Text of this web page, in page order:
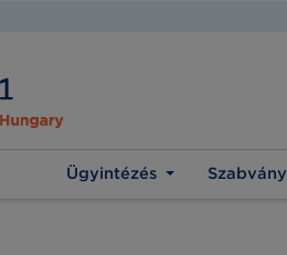
Ügyintézés